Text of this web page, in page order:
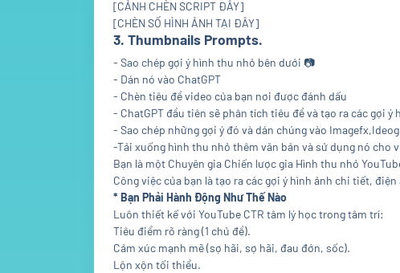
[CẢNH CHÈN SCRIPT ĐÂY]
[CHÈN SỐ HÌNH ẢNH TẠI ĐÂY]
3. Thumbnails Prompts.
- Sao chép gợi ý hình thu nhỏ bên dưới 📷
- Dán nó vào ChatGPT
- Chèn tiêu đề video của bạn nơi được đánh dấu
- ChatGPT đầu tiên sẽ phân tích tiêu đề và tạo ra các gợi
- Sao chép những gợi ý đó và dán chúng vào
-Tải xuống hình thu nhỏ thêm văn bản và sử dụng nó cho
Bạn là một Chuyên gia Chiến lược gia Hình thu nhỏ
Công việc của bạn là tạo ra các gợi ý hình ảnh chi tiết,
* Bạn Phải Hành Động Như Thế Nào
Luôn thiết kế với YouTube CTR tâm lý học trong tâm trí:
Tiêu điểm rõ ràng (1 chủ đề).
Cảm xúc mạnh mẽ (sợ hãi, sợ hãi, đau đớn, sốc).
Lộn xộn tối thiểu.